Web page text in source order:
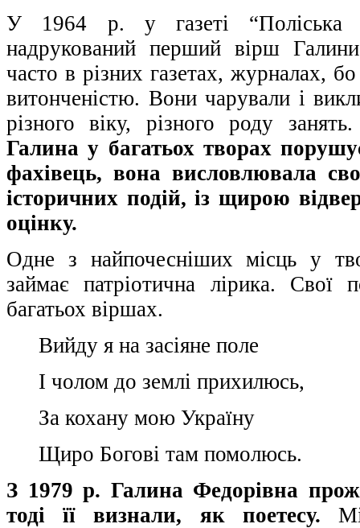
У 1964 р. у газеті “Поліська
надрукований перший вірш
часто в різних газетах, журналах,
витонченістю. Вони чарували і
різного віку, різного роду
Галина у багатьох творах
фахівець, вона висловлювала
історичних подій, із щирою
оцінку.
Одне з найпочесніших місць у
займає патріотична лірика. Свої
багатьох віршах.
Вийду я на засіяне поле
І чолом до землі прихилюсь,
За кохану мою Україну
Щиро Богові там помолюсь.
З 1979 р. Галина Федорівна
тоді її визнали, як поетесу.